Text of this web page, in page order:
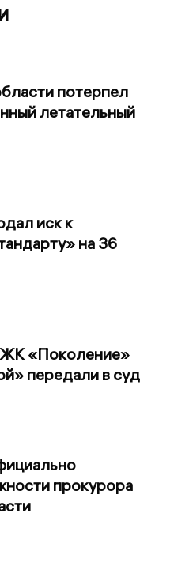
потерпел
летательный
иск к
на 36
«Поколение»
передали в суд
прокурора